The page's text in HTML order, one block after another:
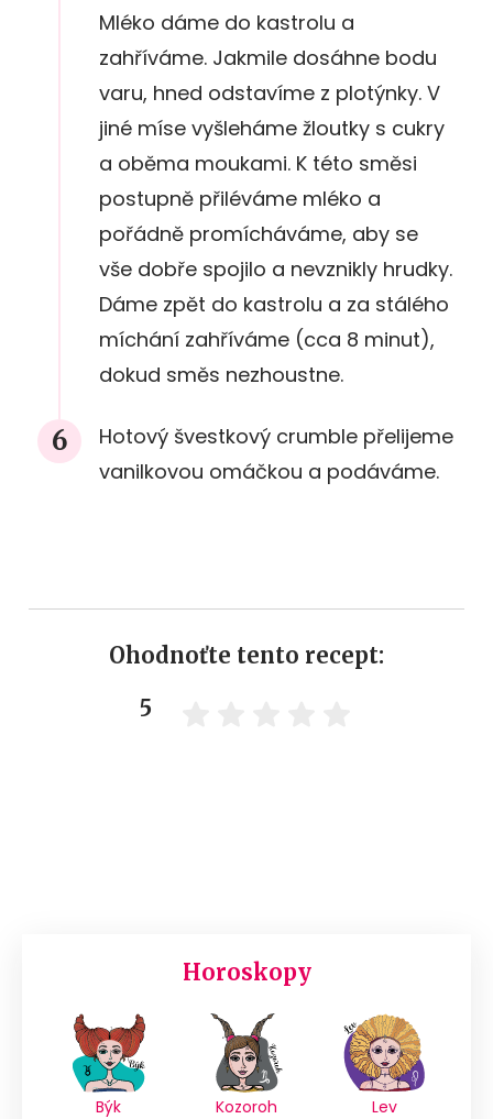
Mléko dáme do kastrolu a
zahříváme. Jakmile dosáhne bodu
varu, hned odstavíme z plotýnky. V
jiné míse vyšleháme žloutky s cukry
a oběma moukami. K této směsi
postupně přiléváme mléko a
pořádně promícháváme, aby se
vše dobře spojilo a nevznikly hrudky.
Dáme zpět do kastrolu a za stálého
míchání zahříváme (cca 8 minut),
dokud směs nezhoustne.
Hotový švestkový crumble přelijeme
vanilkovou omáčkou a podáváme.
Ohodnoťte tento recept:
5
Horoskopy
Býk Kozoroh Lev